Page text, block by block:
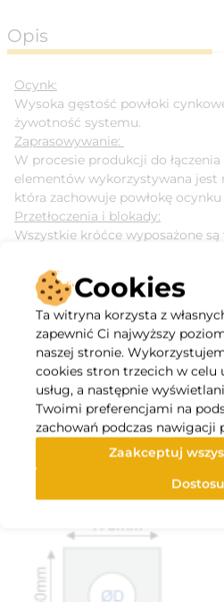
Opis
Ocynk:
Wysoka gęstość powłoki
żywotność systemu.
Zaprasowywanie:
W procesie produkcji do
elementów wykorzystywana jest
która zachowuje powłokę ocynku
Przetłoczenia i blokady:
Wszystkie króćce wyposażone są
wycinane blokady wysunięcia
Długie przyłącze:
Długie przyłącza anemostatów
na wymaganą długość
Cookies
Ta witryna korzysta z
zapewnić Ci najwyższy
naszej stronie.
cookies stron trzecich w celu
usług, a następnie
Twoimi preferencjami na
zachowań podczas nawigacji
Zaakceptuj